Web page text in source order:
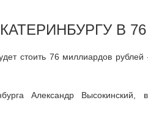
В
стоить 76 миллиардов
Александр Высокинский,